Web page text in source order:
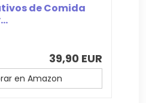
de Comida
39,90 EUR
en Amazon